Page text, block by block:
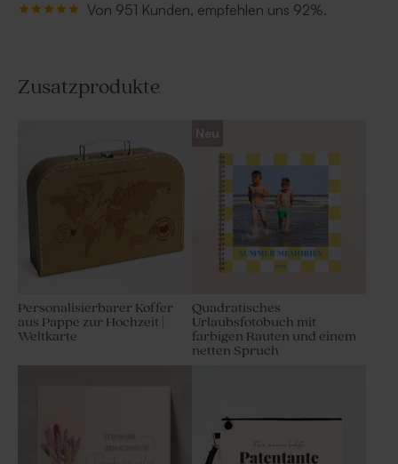
Von 951 Kunden, empfehlen uns 92%.
Zusatzprodukte
Personalisierbarer Koffer
aus Pappe zur Hochzeit |
Weltkarte
Neu
Quadratisches
Urlaubsfotobuch mit
farbigen Rauten und einem
netten Spruch